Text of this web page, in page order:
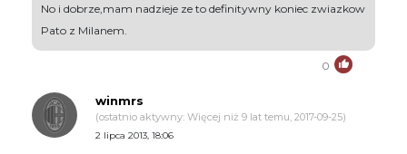
No i dobrze,mam nadzieje ze to definitywny koniec zwiazkow
Pato z Milanem.
0
winmrs
(ostatnio aktywny: Więcej niż 9 lat temu, 2017-09-25)
2 lipca 2013, 18:06